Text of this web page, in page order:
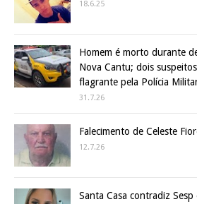
18.6.25
Homem é morto durante
Nova Cantu; dois
flagrante pela Polícia
31.7.26
Falecimento de Celeste
12.7.26
Santa Casa contradiz